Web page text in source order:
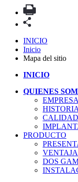
INICIO
Inicio
Mapa del sitio
INICIO
QUIENES
CALIDAD
PRODUCTO
DOS